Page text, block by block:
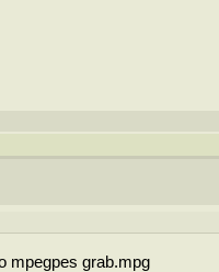
mpegpes grab.mpg